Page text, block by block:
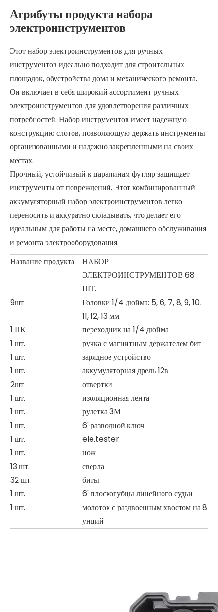
Атрибуты продукта набора
электроинструментов
Этотнабор электроинструментов для ручных
инструментов идеально подходит для строительных
площадок, обустройства дома и механического ремонта.
Он включает в себя широкий ассортиментручных
электроинструментов для удовлетворения различных
потребностей. Набор инструментов имеет надежную
конструкцию слотов, позволяющую держать инструменты
организованными и надежно закрепленными на своих
местах.
Прочный, устойчивый к царапинам футляр защищает
инструменты от повреждений. Этот комбинированный
аккумуляторный набор электроинструментов легко
переносить и аккуратно складывать, что делает его
идеальным для работы на месте, домашнего обслуживания
и ремонта электрооборудования.
Название продукта
НАБОР
ЭЛЕКТРОИНСТРУМЕНТОВ 68
ШТ.
9шт
Головки 1/4 дюйма: 5, 6, 7, 8, 9, 10,
11, 12, 13 мм.
1 ПК
переходник на 1/4 дюйма
1 шт.
ручка с магнитным держателем бит
1 шт.
зарядное устройство
1 шт.
аккумуляторная дрель 12в
2шт
отвертки
1 шт.
изоляционная лента
1 шт.
рулетка 3М
1 шт.
6' разводной ключ
1 шт.
ele.tester
1 шт.
нож
13 шт.
сверла
32 шт.
биты
1 шт.
6' плоскогубцы линейного судьи
1 шт.
молоток с раздвоенным хвостом на 8
унций